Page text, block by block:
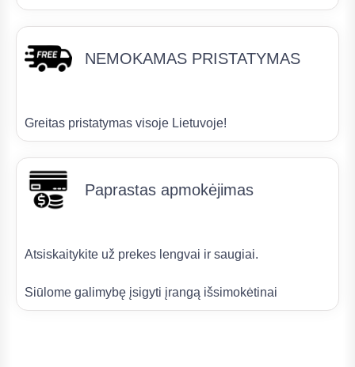
NEMOKAMAS PRISTATYMAS
Greitas pristatymas visoje Lietuvoje!
Paprastas apmokėjimas
Atsiskaitykite už prekes lengvai ir saugiai.
Siūlome galimybę įsigyti įrangą išsimokėtinai